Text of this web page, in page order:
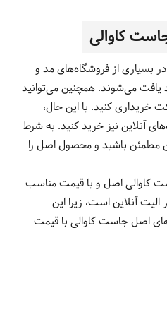
کاوالی
بسیاری از فروشگاه‌های مد و
یافت می‌شوند. همچنین می‌توانید
کنید. با این حال،
آنلاین نیز خرید کنید. به شرط
مطمئن باشید و محصول اصل را
کاوالی اصل و با قیمت مناسب
الیت آنلاین است، زیرا این
اصل جاست کاوالی با قیمت